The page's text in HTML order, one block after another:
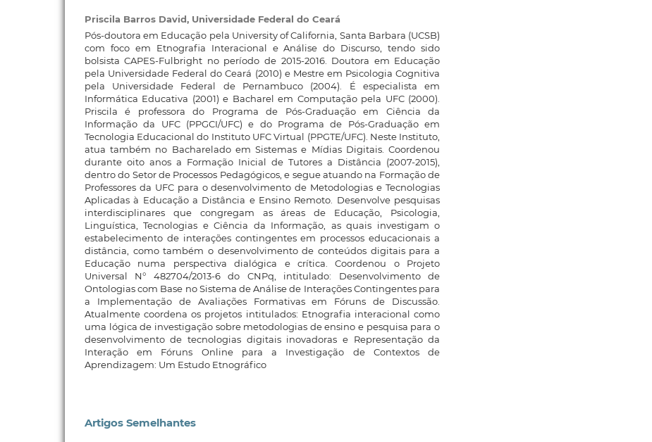
Priscila Barros David, Universidade Federal do Ceará
Pós-doutora em Educação pela University of California, Santa Barbara (UCSB)
com foco em Etnografia Interacional e Análise do Discurso, tendo sido
bolsista CAPES-Fulbright no período de 2015-2016. Doutora em Educação
pela Universidade Federal do Ceará (2010) e Mestre em Psicologia Cognitiva
pela Universidade Federal de Pernambuco (2004). É especialista em
Informática Educativa (2001) e Bacharel em Computação pela UFC (2000).
Priscila é professora do Programa de Pós-Graduação em Ciência da
Informação da UFC (PPGCI/UFC) e do Programa de Pós-Graduação em
Tecnologia Educacional do Instituto UFC Virtual (PPGTE/UFC). Neste Instituto,
atua também no Bacharelado em Sistemas e Mídias Digitais. Coordenou
durante oito anos a Formação Inicial de Tutores a Distância (2007-2015),
dentro do Setor de Processos Pedagógicos, e segue atuando na Formação de
Professores da UFC para o desenvolvimento de Metodologias e Tecnologias
Aplicadas à Educação a Distância e Ensino Remoto. Desenvolve pesquisas
interdisciplinares que congregam as áreas de Educação, Psicologia,
Linguística, Tecnologias e Ciência da Informação, as quais investigam o
estabelecimento de interações contingentes em processos educacionais a
distância, como também o desenvolvimento de conteúdos digitais para a
Educação numa perspectiva dialógica e crítica. Coordenou o Projeto
Universal N° 482704/2013-6 do CNPq, intitulado: Desenvolvimento de
Ontologias com Base no Sistema de Análise de Interações Contingentes para
a Implementação de Avaliações Formativas em Fóruns de Discussão.
Atualmente coordena os projetos intitulados: Etnografia interacional como
uma lógica de investigação sobre metodologias de ensino e pesquisa para o
desenvolvimento de tecnologias digitais inovadoras e Representação da
Interação em Fóruns Online para a Investigação de Contextos de
Aprendizagem: Um Estudo Etnográfico
Artigos Semelhantes